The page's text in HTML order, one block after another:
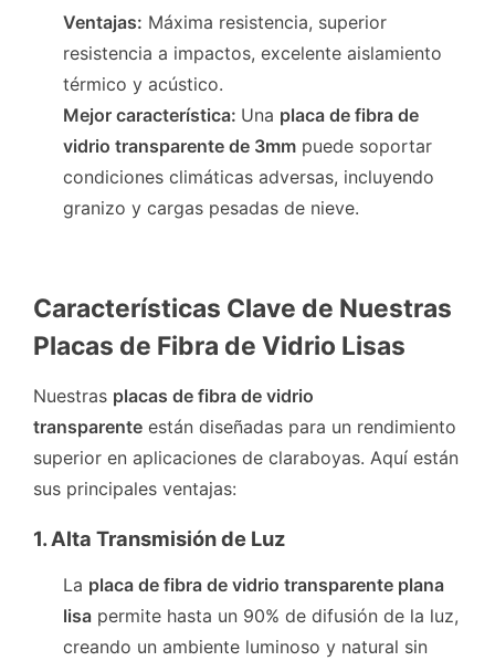
Ventajas: Máxima resistencia, superior
resistencia a impactos, excelente aislamiento
térmico y acústico.
Mejor característica: Una placa de fibra de
vidrio transparente de 3mm puede soportar
condiciones climáticas adversas, incluyendo
granizo y cargas pesadas de nieve.
Características Clave de Nuestras
Placas de Fibra de Vidrio Lisas
Nuestras placas de fibra de vidrio
transparente están diseñadas para un rendimiento
superior en aplicaciones de claraboyas. Aquí están
sus principales ventajas:
1. Alta Transmisión de Luz
La placa de fibra de vidrio transparente plana
lisa permite hasta un 90% de difusión de la luz,
creando un ambiente luminoso y natural sin